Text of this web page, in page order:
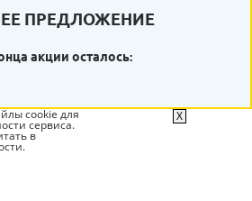
ПРЕДЛОЖЕНИЕ
акции осталось:
cookie для
сервиса.
в
.
X